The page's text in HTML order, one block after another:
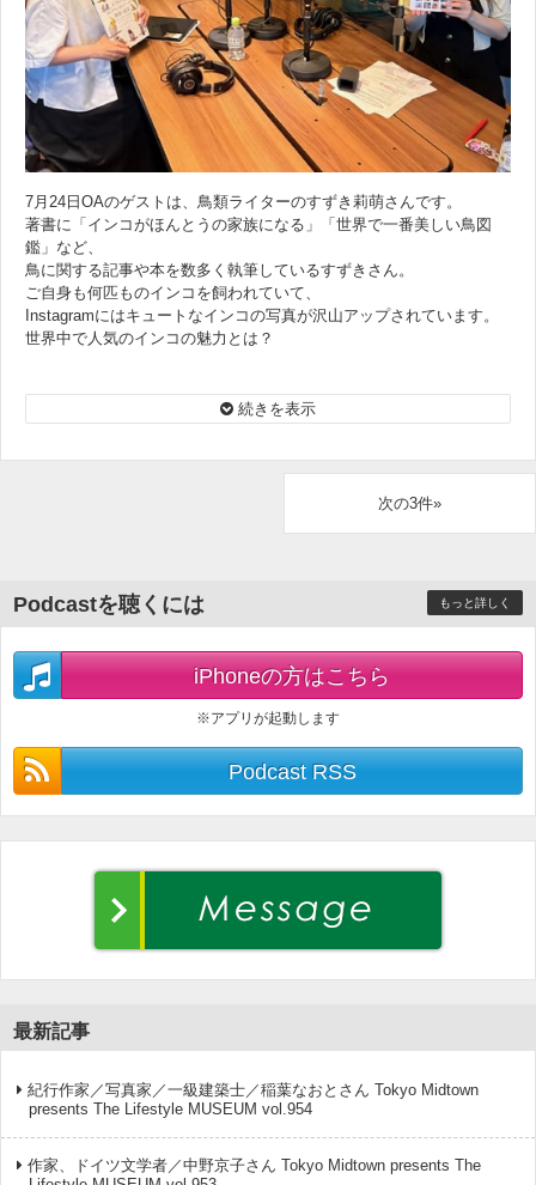
7月24日OAのゲストは、鳥類ライターのすずき莉萌さんです。
著書に「インコがほんとうの家族になる」「世界で一番美しい鳥図
鑑」など、
鳥に関する記事や本を数多く執筆しているすずきさん。
ご自身も何匹ものインコを飼われていて、
Instagramにはキュートなインコの写真が沢山アップされています。
世界中で人気のインコの魅力とは？
https://marimosuzuki.netlify.app続きを表示
次の3件»
Podcastを聴くには もっと詳しく
iPhoneの方はこちら
※アプリが起動します
Podcast RSS
最新記事
紀行作家／写真家／一級建築士／稲葉なおとさん Tokyo Midtown
presents The Lifestyle MUSEUM vol.954
作家、ドイツ文学者／中野京子さん Tokyo Midtown presents The